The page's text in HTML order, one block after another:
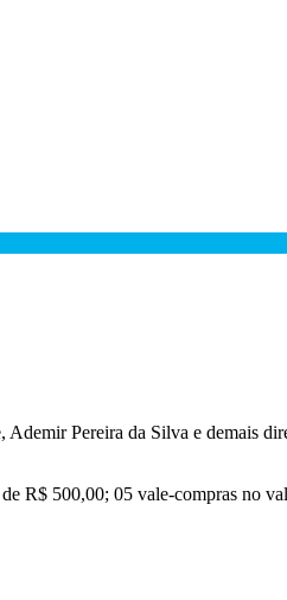
Pereira da Silva e demais
R$ 500,00; 05 vale-compras no